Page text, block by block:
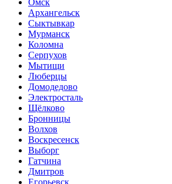
Омск
Архангельск
Сыктывкар
Мурманск
Коломна
Серпухов
Мытищи
Люберцы
Домодедово
Электросталь
Щёлково
Бронницы
Волхов
Воскресенск
Выборг
Гатчина
Дмитров
Егорьевск